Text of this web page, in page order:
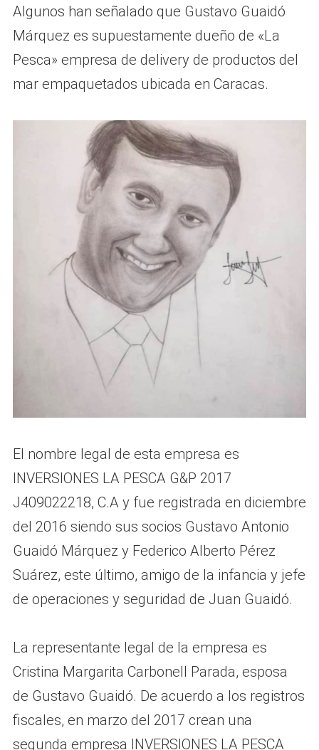
Algunos han señalado que Gustavo Guaidó
Márquez es supuestamente dueño de «La
Pesca» empresa de delivery de productos del
mar empaquetados ubicada en Caracas.
El nombre legal de esta empresa es
INVERSIONES LA PESCA G&P 2017
J409022218, C.A y fue registrada en diciembre
del 2016 siendo sus socios Gustavo Antonio
Guaidó Márquez y Federico Alberto Pérez
Suárez, este último, amigo de la infancia y jefe
de operaciones y seguridad de Juan Guaidó.
La representante legal de la empresa es
Cristina Margarita Carbonell Parada, esposa
de Gustavo Guaidó. De acuerdo a los registros
fiscales, en marzo del 2017 crean una
segunda empresa INVERSIONES LA PESCA